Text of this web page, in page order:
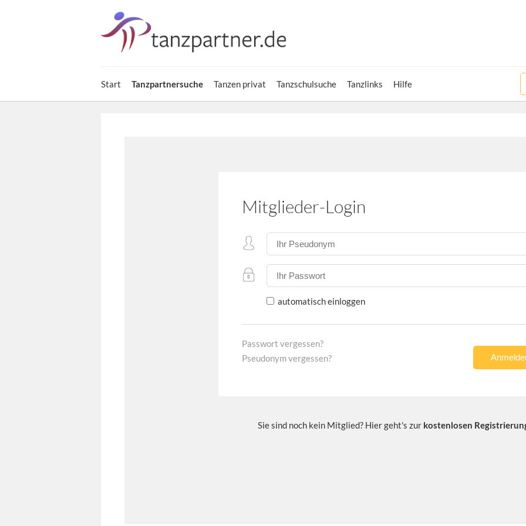
Start Tanzpartnersuche Tanzen privat Tanzschulsuche Tanzlinks Hilfe
Mitglieder-Login
automatisch einloggen
Passwort vergessen?
Pseudonym vergessen?
Sie sind noch kein Mitglied? Hier geht's zur kostenlosen